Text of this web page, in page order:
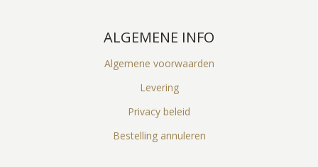
ALGEMENE INFO
Algemene voorwaarden
Levering
Privacy beleid
Bestelling annuleren